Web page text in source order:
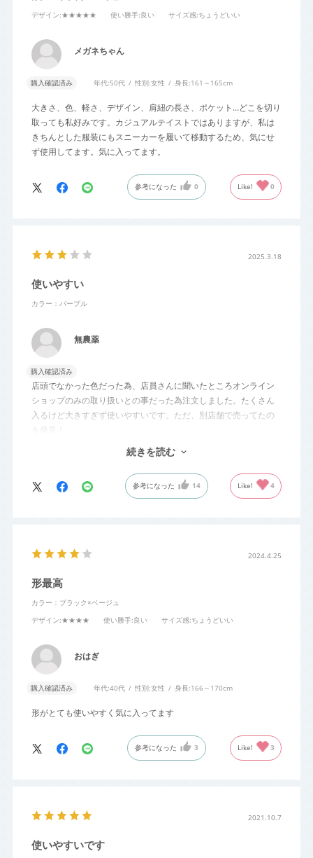
デザイン:★★★★★ 使い勝手:良い サイズ感:ちょうどいい
メガネちゃん
購入確認済み 年代:50代 性別:女性 身長:161～165cm
大きさ、色、軽さ、デザイン、肩紐の長さ、ポケット…どこを切り
取っても私好みです。カジュアルテイストではありますが、私は
きちんとした服装にもスニーカーを履いて移動するため、気にせ
ず使用してます。気に入ってます。
参考になった 0 Like! 0
2025.3.18
使いやすい
カラー：パープル
無農薬
購入確認済み
店頭でなかった色だった為、店員さんに聞いたところオンライン
ショップのみの取り扱いとの事だった為注文しました。たくさん
入るけど大きすぎず使いやすいです。ただ、別店舗で売ってたの
送料ムダにして少し悔しいです。
店舗によって扱うものが違うのでしょうか⁈
続きを読む
参考になった 14 Like! 4
2024.4.25
形最高
カラー：ブラック×ベージュ
デザイン:★★★★ 使い勝手:良い サイズ感:ちょうどいい
おはぎ
購入確認済み 年代:40代 性別:女性 身長:166～170cm
形がとても使いやすく気に入ってます
参考になった 3 Like! 3
2021.10.7
使いやすいです